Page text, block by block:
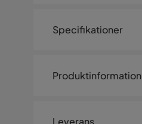
Specifikationer
Storlek
Produktinformation
Leverans